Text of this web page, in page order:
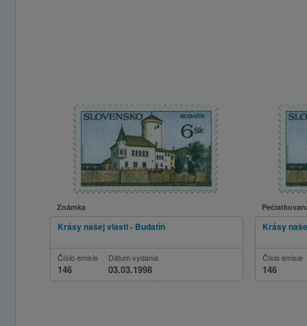
Známka
Krásy našej vlasti - Budatín
Číslo emisie
146
Dátum vydania
03.03.1998
Krásy
Číslo emisie
146